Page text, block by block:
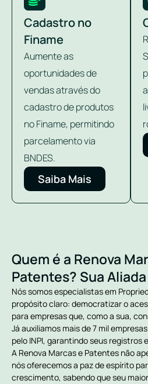
Cadastro no
Finame
Aumente as
oportunidades de
vendas através do
cadastro de produtos
no Finame, permitindo
parcelamento via
BNDES.
Saiba Mais
Quem é a Renova
Patentes? Sua
Nós somos especialistas em
propósito claro: democratizar o
para empresas que, como a sua,
Já auxiliamos mais de 7 mil
pelo INPI, garantindo seus registros
A Renova Marcas e Patentes não
nós oferecemos a paz de espírito
crescimento, sabendo que seu